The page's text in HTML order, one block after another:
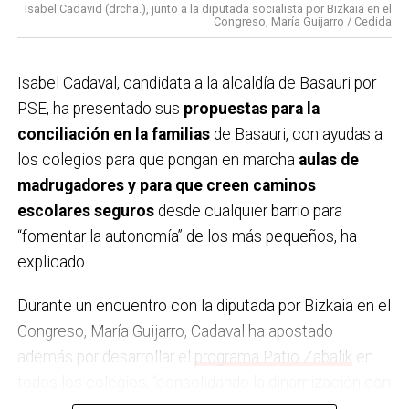
ayuntamiento, que junto con los mejores ingresos
proporcionados por la Diputación, nos ha permitido
a mejorar Basauri y hacernos capaces de asumir
inversiones a futuro.
Aparte de la pandemia, ¿cuál creéis que es el
momento más destacado o importante de la
legislatura que acaba? La pandemia fue el punto
más importante, nadie nos preparó para la gestión de
algo así, pero salimos todos juntos. Nos tocó atender
situación sanitaria. El hecho más destacado creo que
fue el volver a la normalidad, el volver a gestionar
Isabel Cadavid (drcha.), junto a la diputada socialista por Bizkaia en el
Congreso, María Guijarro / Cedida
Isabel Cadaval, candidata a la alcaldía de Basauri por
PSE, ha presentado sus propuestas para la
conciliación en la familiasde Basauri, con ayudas a
los colegios para que pongan en marcha aulas de
madrugadores y para que creen caminos
escolares segurosdesde cualquier barrio para
“fomentar la autonomía” de los más pequeños, ha
explicado.
Durante un encuentro con la diputada por Bizkaia en el
Congreso, María Guijarro, Cadaval ha apostado
además por desarrollar el programa Patio Zabalik en